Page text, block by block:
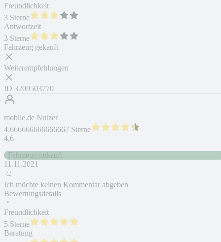
Freundlichkeit
3 Sterne
Antwortzeit
3 Sterne
Fahrzeug gekauft
Weiterempfehlungen
ID 3209503770
mobile.de Nutzer
4.666666666666667 Sterne
4,6
Fahrzeug gekauft
11.11.2021
Ich möchte keinen Kommentar abgeben
Bewertungsdetails
Freundlichkeit
5 Sterne
Beratung